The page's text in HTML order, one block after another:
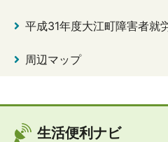
平成31年度大江町障害者就
周辺マップ
生活便利ナビ